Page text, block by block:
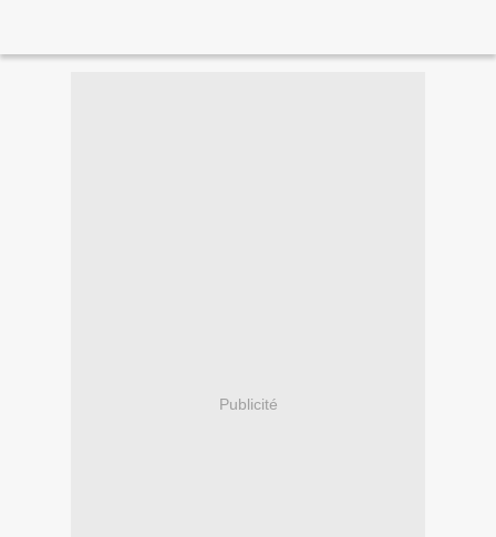
Publicité